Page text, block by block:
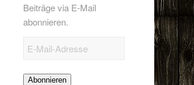
Beiträge via E-Mail
abonnieren.
E-
Adresse
Abonnieren